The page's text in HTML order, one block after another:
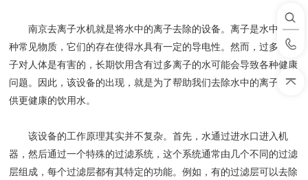
南京去离子水机就是将水中的离子去除的设备。离子是水中的一
种常见物质，它们的存在使得水具有一定的导电性。然而，过多的离
子对人体是有害的，长期饮用含有过多离子的水可能会导致各种健康
问题。因此，该设备的出现，就是为了帮助我们去除水中的离子，提
供更健康的饮用水。
该设备的工作原理其实并不复杂。首先，水通过进水口进入机
器，然后通过一个特殊的过滤系统，这个系统通常由几个不同的过滤
层组成，每个过滤层都有其特定的功能。例如，有的过滤层可以去除